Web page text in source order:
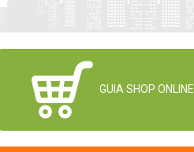
GUIA SHOP ONLINE